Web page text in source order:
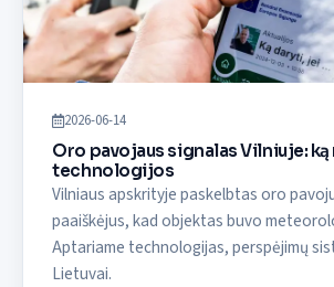
2026-06-14
Oro pavojaus signalas Vilniuje:
technologijos
Vilniaus apskrityje paskelbtas oro
paaiškėjus, kad objektas buvo
Aptariame technologijas, perspėjimų
Lietuvai.